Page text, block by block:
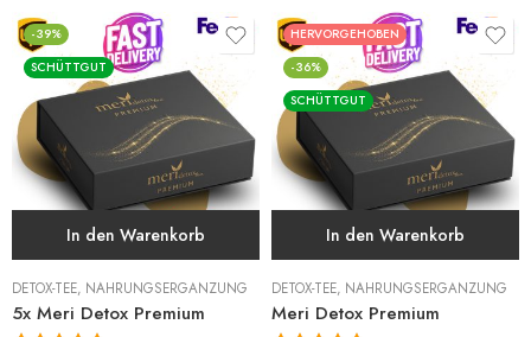
-39%
SCHÜTTGUT
In den Warenkorb
DETOX-TEE, NAHRUNGSERGÄNZUNG
5x Meri Detox Premium
HERVORGEHOBEN
-36%
SCHÜTTGUT
In den Warenkorb
DETOX-TEE, NAHRUNGSERGÄNZUNG
Meri Detox Premium